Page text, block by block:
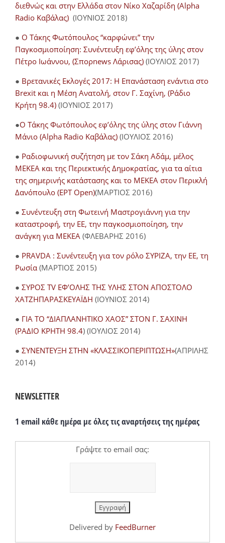
διεθνώς και στην Ελλάδα στον Νίκο Χαζαρίδη (Alpha
Radio Καβάλας) (ΙΟΥΝΙΟΣ 2018)
● Ο Τάκης Φωτόπουλος “καρφώνει” την
Παγκοσμιοποίηση: Συνέντευξη εφ’όλης της ύλης στον
Πέτρο Ιωάννου, (Σπορnews Λάρισας) (ΙΟΥΛΙΟΣ 2017)
● Βρετανικές Εκλογές 2017: Η Επανάσταση ενάντια στο
Brexit και η Μέση Ανατολή, στον Γ. Σαχίνη, (Ράδιο
Κρήτη 98.4) (ΙΟΥΝΙΟΣ 2017)
●O Τάκης Φωτόπουλος εφ’όλης της ύλης στον Γιάννη
Μάνιο (Alpha Radio Καβάλας) (ΙΟΥΛΙΟΣ 2016)
● Ραδιοφωνική συζήτηση με τον Σάκη Αδάμ, μέλος
ΜΕΚΕΑ και της Περιεκτικής Δημοκρατίας, για τα αίτια
της σημερινής κατάστασης και το ΜΕΚΕΑ στον Περικλή
Δανόπουλο (ΕΡΤ Open)(ΜΑΡΤΙΟΣ 2016)
● Συνέντευξη στη Φωτεινή Μαστρογιάννη για την
καταστροφή, την ΕΕ, την παγκοσμιοποίηση, την
ανάγκη για ΜΕΚΕΑ (ΦΛΕΒΑΡΗΣ 2016)
● PRAVDA : Συνέντευξη για τον ρόλο ΣΥΡΙΖΑ, την ΕΕ, τη
Ρωσία (ΜΑΡΤΙΟΣ 2015)
● ΣΥΡΟΣ TV ΕΦ’ΟΛΗΣ ΤΗΣ ΥΛΗΣ ΣΤΟΝ ΑΠΟΣΤΟΛΟ
ΧΑΤΖΗΠΑΡΑΣΚΕΥΑΪΔΗ (ΙΟΥΝΙΟΣ 2014)
● ΓΙΑ ΤΟ “ΔΙΑΠΛΑΝΗΤΙΚΟ ΧΑΟΣ” ΣΤΟΝ Γ. ΣΑΧΙΝΗ
(ΡΑΔΙΟ ΚΡΗΤΗ 98.4) (ΙΟΥΛΙΟΣ 2014)
● ΣΥΝΕΝΤΕΥΞΗ ΣΤΗΝ «ΚΛΑΣΣΙΚΟΠΕΡΙΠΤΩΣΗ»(ΑΠΡΙΛΗΣ
2014)
NEWSLETTER
1 email κάθε ημέρα με όλες τις αναρτήσεις της ημέρας
Γράψτε το email σας:
Delivered by FeedBurner